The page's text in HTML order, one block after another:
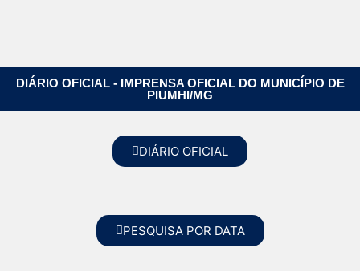
DIÁRIO OFICIAL - IMPRENSA OFICIAL DO MUNICÍPIO DE
PIUMHI/MG
DIÁRIO OFICIAL
PESQUISA POR DATA